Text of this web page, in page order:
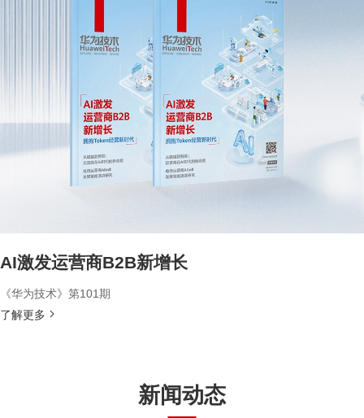
AI激发运营商B2B新增长
《华为技术》第101期
了解更多
新闻动态